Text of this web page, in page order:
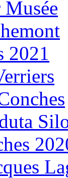
2021